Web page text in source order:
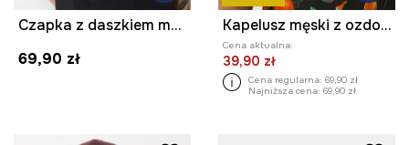
Czapka z daszkiem męska z lnem
69,90 zł
Kapelusz męski z ozdobną aplikacją kolor czarny
Cena aktualna:
39,90 zł
Cena regularna: 69,90 zł
Najniższa cena: 69,90 zł